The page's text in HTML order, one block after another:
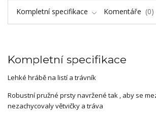
Kompletní specifikace Komentáře 0
Kompletní specifikace
Lehké hrábě na listí a trávník
Robustní pružné prsty navržené tak , aby se
nezachycovaly větvičky a tráva